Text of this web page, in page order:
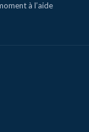
à l’aide